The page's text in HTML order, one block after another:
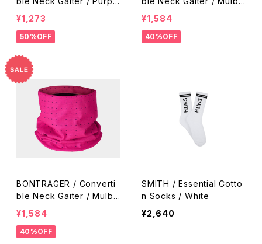
e Lotus-Black
¥1,273
50%OFF
rry-Radioactive Pink
¥1,584
40%OFF
BONTRAGER / Converti
ble Neck Gaiter / Mulbe
rry-Radioactive Pink
¥1,584
40%OFF
SMITH / Essential Cotto
n Socks / White
¥2,640